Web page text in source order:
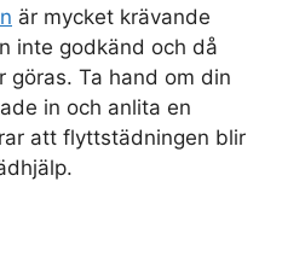
är mycket krävande
inte godkänd och då
göras. Ta hand om din
in och anlita en
att flyttstädningen blir